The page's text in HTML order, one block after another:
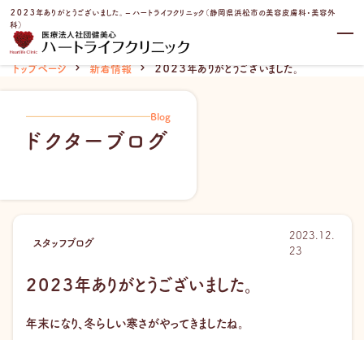
内
容
２０２３年ありがとうございました。 – ハートライフクリニック（静岡県浜松市の美容皮膚科・美容外
科）
トップページ 新着情報 ２０２３年ありがとうございました。
Blog
ドクターブログ
スタッフブログ
2023.12.
23
２０２３年ありがとうございました。
年末になり、冬らしい寒さがやってきましたね。